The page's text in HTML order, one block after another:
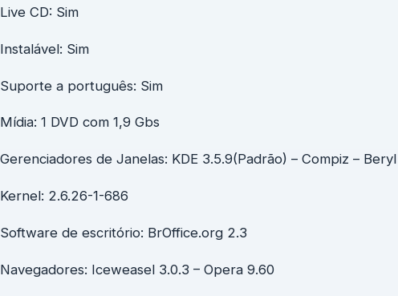
Live CD: Sim
Instalável: Sim
Suporte a português: Sim
Mídia: 1 DVD com 1,9 Gbs
Gerenciadores de Janelas: KDE 3.5.9(Padrão) – Compiz –
Kernel: 2.6.26-1-686
Software de escritório: BrOffice.org 2.3
Navegadores: Iceweasel 3.0.3 – Opera 9.60